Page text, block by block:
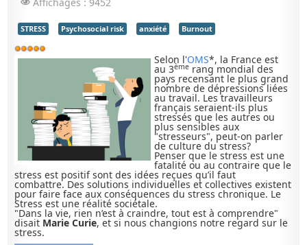
STRESS Psychosocial risk anxiété Burnout
Vote
utilisateur:5/5 Selon l'OMS*, la France est
au 3ème rang mondial des
pays recensant le plus grand
nombre de dépressions liées
au travail. Les travailleurs
français seraient-ils plus
stressés que les autres ou
plus sensibles aux
"stresseurs", peut-on parler
de culture du stress?
Penser que le stress est une
fatalité ou au contraire que le
stress est positif sont des idées reçues qu’il faut
combattre. Des solutions individuelles et collectives existent
pour faire face aux conséquences du stress chronique. Le
Stress est une réalité sociétale.
"Dans la vie, rien n’est à craindre, tout est à comprendre"
disait Marie Curie, et si nous changions notre regard sur le
stress.